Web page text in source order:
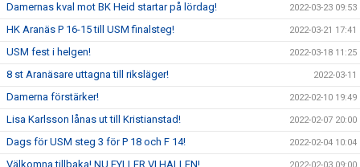
Damernas kval mot BK Heid startar på lördag! 2022-03-23 09:53
HK Aranäs P 16-15 till USM finalsteg! 2022-03-21 17:41
USM fest i helgen! 2022-03-18 11:25
8 st Aranäsare uttagna till riksläger! 2022-03-11
Damerna förstärker! 2022-02-10 19:49
Lisa Karlsson lånas ut till Kristianstad! 2022-02-07 20:00
Dags för USM steg 3 för P 18 och F 14! 2022-02-04 10:04
Välkomna tillbaka! NU FYLLER VI HALLEN!